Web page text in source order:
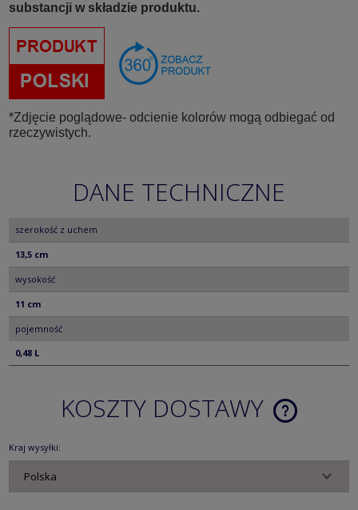
substancji w składzie produktu.
*Zdjęcie poglądowe- odcienie kolorów mogą odbiegać od
rzeczywistych.
DANE TECHNICZNE
szerokość z uchem
13,5 cm
wysokość
11 cm
pojemność
0,48 L
KOSZTY DOSTAWY
CENA NIE
Kraj wysyłki: